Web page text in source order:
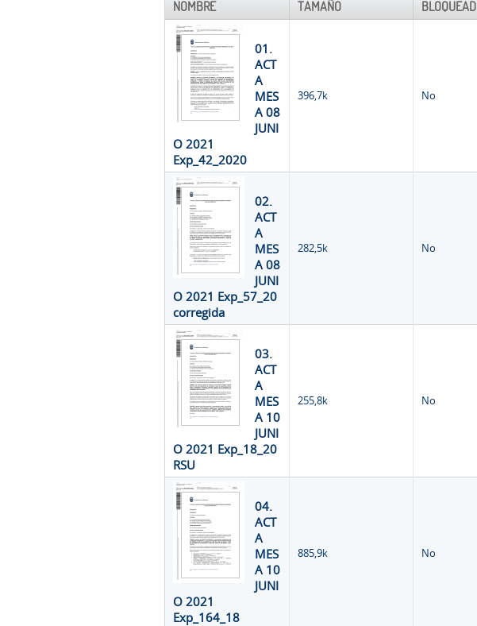
NOMBRE TAMAÑO
01.
ACT
A
MES
A 08
JUNI
O 2021
Exp_42_2020
396,7k No
02.
ACT
A
MES
A 08
JUNI
O 2021 Exp_57_20
corregida
282,5k No
03.
ACT
A
MES
A 10
JUNI
O 2021 Exp_18_20
RSU
255,8k No
04.
ACT
A
MES
A 10
JUNI
O 2021
Exp_164_18
885,9k No